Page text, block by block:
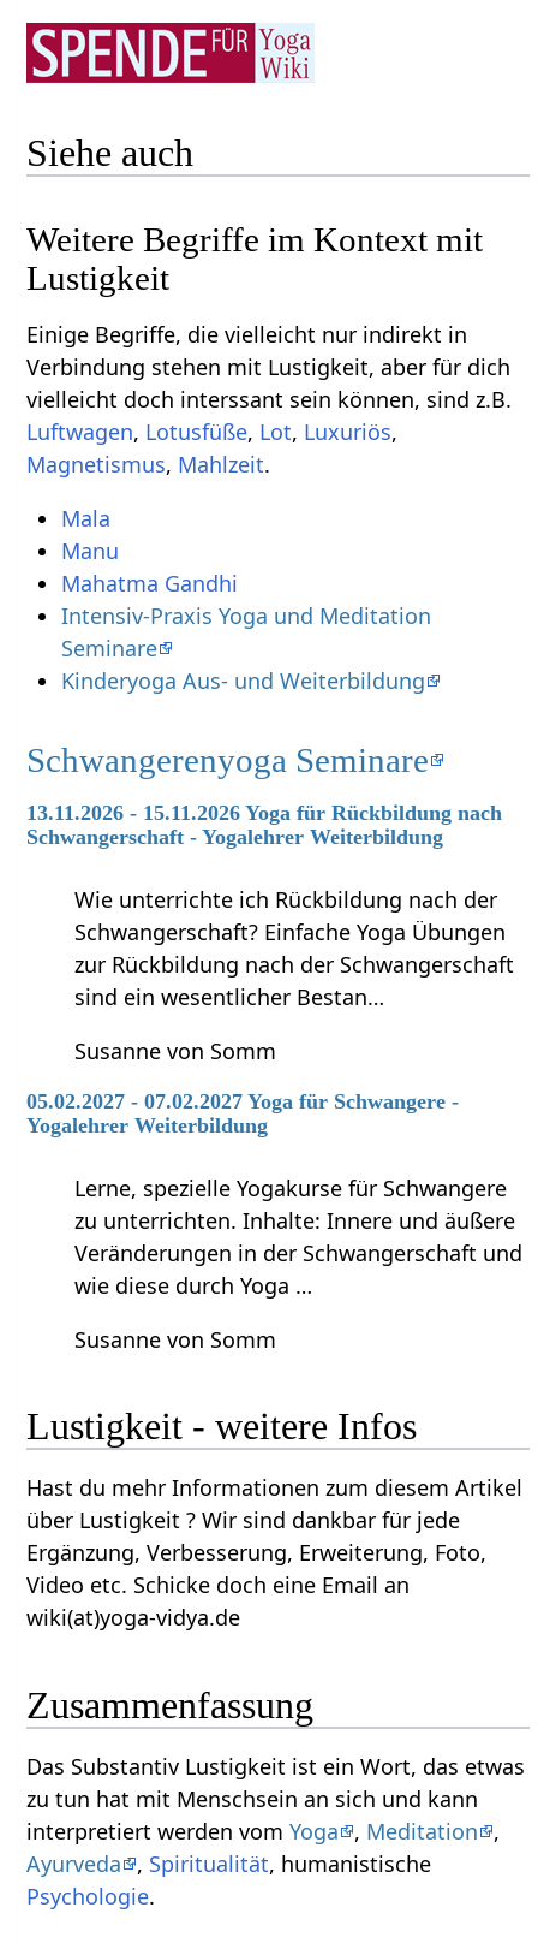
Siehe auch
Weitere Begriffe im Kontext mit
Einige Begriffe, die vielleicht nur indirekt in
Verbindung stehen mit Lustigkeit‏‎, aber für dich
vielleicht doch interssant sein können, sind z.B.
, , ,
,
,
.
Mala
Manu
Mahatma Gandhi
Intensiv-Praxis Yoga und Meditation
Seminare
Kinderyoga Aus- und Weiterbildung
Schwangerenyoga Seminare
13.11.2026 - 15.11.2026 Yoga für Rückbildung nach
Schwangerschaft - Yogalehrer Weiterbildung
Wie unterrichte ich Rückbildung nach der
Schwangerschaft? Einfache Yoga Übungen
zur Rückbildung nach der Schwangerschaft
sind ein wesentlicher Bestan…
Susanne von Somm
05.02.2027 - 07.02.2027 Yoga für Schwangere -
Yogalehrer Weiterbildung
Lerne, spezielle Yogakurse für Schwangere
zu unterrichten. Inhalte: Innere und äußere
Veränderungen in der Schwangerschaft und
wie diese durch Yoga …
Susanne von Somm
Lustigkeit‏‎ - weitere Infos
Hast du mehr Informationen zum diesem Artikel
über Lustigkeit‏‎ ? Wir sind dankbar für jede
Ergänzung, Verbesserung, Erweiterung, Foto,
Video etc. Schicke doch eine Email an
wiki(at)yoga-vidya.de
Zusammenfassung
Das Substantiv Lustigkeit‏‎ ist ein Wort, das etwas
zu tun hat mit Menschsein an sich und kann
interpretiert werden vomYoga , Meditation
,
Ayurveda
, Spiritualität, humanistische
Psychologie.